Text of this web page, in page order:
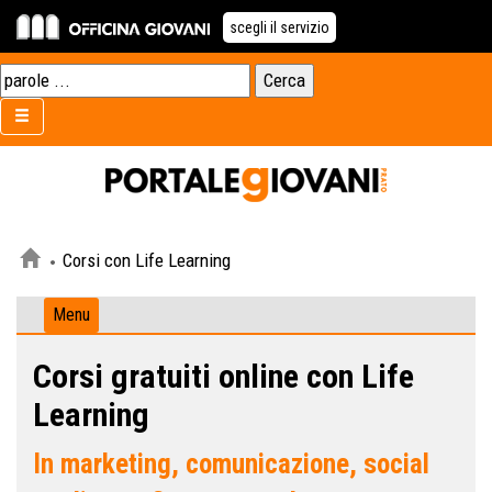
scegli il servizio
Corsi con Life Learning
Menu
Corsi gratuiti online con Life
Learning
In marketing, comunicazione, social